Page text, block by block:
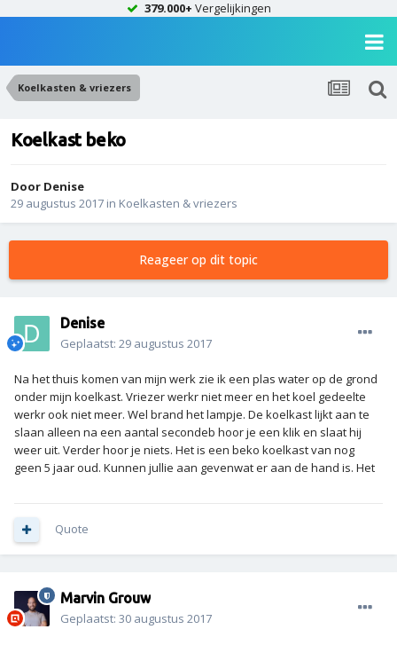
379.000+ Vergelijkingen
Koelkasten & vriezers
Koelkast beko
Door Denise
29 augustus 2017 in Koelkasten & vriezers
Reageer op dit topic
Denise
Geplaatst: 29 augustus 2017
Na het thuis komen van mijn werk zie ik een plas water op de grond
onder mijn koelkast. Vriezer werkr niet meer en het koel gedeelte
werkr ook niet meer. Wel brand het lampje. De koelkast lijkt aan te
slaan alleen na een aantal secondeb hoor je een klik en slaat hij
weer uit. Verder hoor je niets. Het is een beko koelkast van nog
geen 5 jaar oud. Kunnen jullie aan gevenwat er aan de hand is. Het
Quote
Marvin Grouw
Geplaatst: 30 augustus 2017